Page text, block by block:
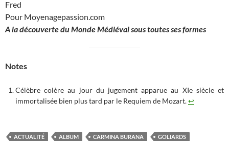
Fred
Pour Moyenagepassion.com
A la découverte du Monde Médiéval sous toutes ses formes
Notes
Célèbre colère au jour du jugement apparue au XIe siècle et
immortalisée bien plus tard par le Requiem de Mozart.↩︎
ACTUALITÉ ALBUM CARMINA BURANA
GOLIARDS